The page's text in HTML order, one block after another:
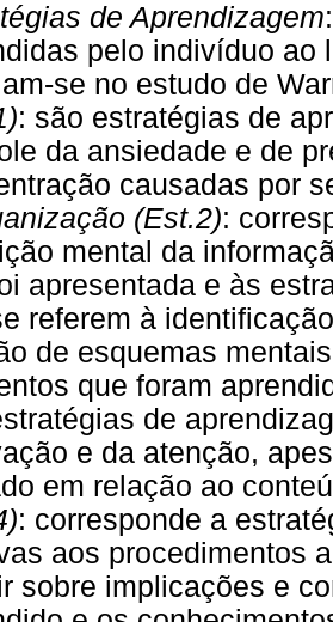
de Aprendizagem
pelo indivíduo ao
se no estudo de
: são estratégias de
da ansiedade e de
causadas por
(Est.2):
mental da
apresentada e às
referem à
de esquemas
que foram
de
e da atenção,
em relação ao
: corresponde a
aos procedimentos
sobre implicações e